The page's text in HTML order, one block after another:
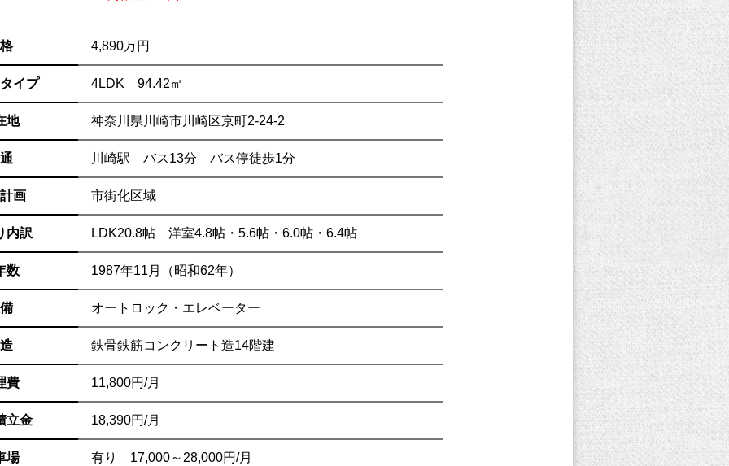
4,890万円
イプ 4LDK 94.42㎡
地 神奈川県川崎市川崎区京町2-24-2
川崎駅 バス13分 バス停徒歩1分
画 市街化区域
内訳 LDK20.8帖 洋室4.8帖・5.6帖・6.0帖・6.4帖
数 1987年11月（昭和62年）
オートロック・エレベーター
鉄骨鉄筋コンクリート造14階建
費 11,800円/月
立金 18,390円/月
場 有り 17,000～28,000円/月